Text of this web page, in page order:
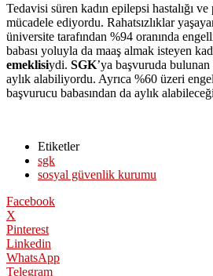
Tedavisi süren kadın epilepsi hastalığı
mücadele ediyordu. Rahatsızlıklar
üniversite tarafından %94 oranında
babası yoluyla da maaş almak isteyen
emeklisiydi. SGK’ya başvuruda
aylık alabiliyordu. Ayrıca %60 üzeri
başvurucu babasından da aylık
Etiketler
sgk
sosyal güvenlik kurumu
Facebook
X
Pinterest
Linkedin
WhatsApp
Telegram